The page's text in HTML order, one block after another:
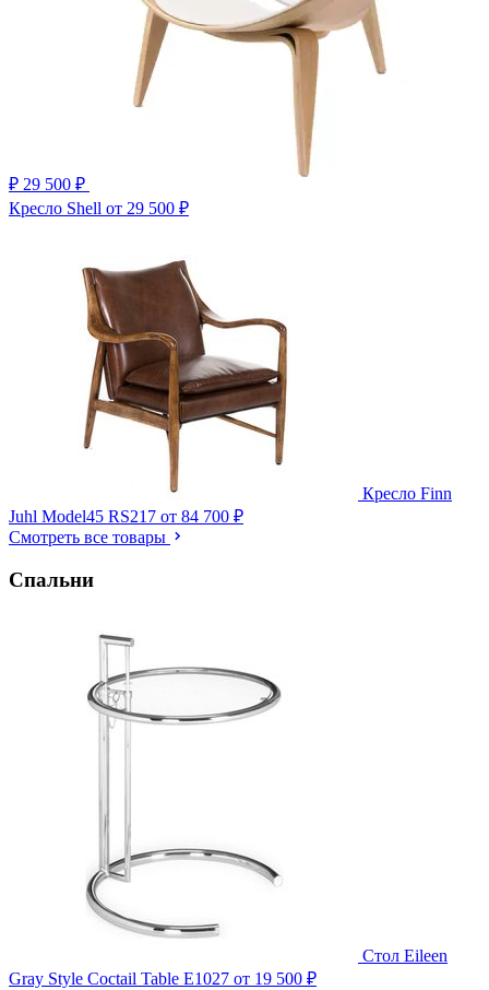
₽ 29 500 ₽
Кресло Shell от 29 500 ₽
Кресло Finn
Juhl Model45 RS217 от 84 700 ₽
Смотреть все товары
Спальни
Стол Eileen
Gray Style Coctail Table E1027 от 19 500 ₽